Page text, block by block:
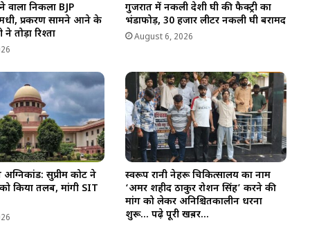
वाला निकला BJP
प्रकरण सामने आने के
ने तोड़ा रिश्ता
गुजरात में नकली देशी घी की फैक्ट्री का
भंडाफोड़, 30 हजार लीटर नकली घी बरामद
August 6, 2026
सुप्रीम कोर्ट ने
किया तलब, मांगी SIT
स्वरूप रानी नेहरू चिकित्सालय का नाम
‘अमर शहीद ठाकुर रोशन सिंह’ करने की
मांग को लेकर अनिश्चितकालीन धरना
शुरू… पढ़े पूरी खब़र…